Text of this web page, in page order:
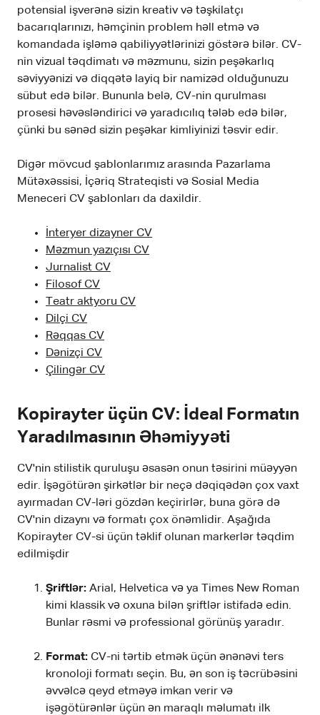
potensial işverənə sizin kreativ və təşkilatçı
bacarıqlarınızı, həmçinin problem həll etmə və
komandada işləmə qabiliyyətlərinizi göstərə bilər. CV-
nin vizual təqdimatı və məzmunu, sizin peşəkarlıq
səviyyənizi və diqqətə layiq bir namizəd olduğunuzu
sübut edə bilər. Bununla belə, CV-nin qurulması
prosesi həvəsləndirici və yaradıcılıq tələb edə bilər,
çünki bu sənəd sizin peşəkar kimliyinizi təsvir edir.
Digər mövcud şablonlarımız arasında Pazarlama
Mütəxəssisi, İçəriq Strateqisti və Sosial Media
Meneceri CV şablonları da daxildir.
İnteryer dizayner CV
Məzmun yazıçısı CV
Jurnalist CV
Filosof CV
Teatr aktyoru CV
Dilçi CV
Rəqqas CV
Dənizçi CV
Çilingər CV
Kopirayter üçün CV: İdeal Formatın
Yaradılmasının Əhəmiyyəti
CV'nin stilistik quruluşu əsasən onun təsirini müəyyən
edir. İşəgötürən şirkətlər bir neçə dəqiqədən çox vaxt
ayırmadan CV-ləri gözdən keçirirlər, buna görə də
CV'nin dizaynı və formatı çox önəmlidir. Aşağıda
Kopirayter CV-si üçün təklif olunan markerlər təqdim
edilmişdir
Şriftlər: Arial, Helvetica və ya Times New Roman
kimi klassik və oxuna bilən şriftlər istifadə edin.
Bunlar rəsmi və professional görünüş yaradır.
Format: CV-ni tərtib etmək üçün ənənəvi ters
kronoloji formatı seçin. Bu, ən son iş təcrübəsini
əvvəlcə qeyd etməyə imkan verir və
işəgötürənlər üçün ən maraqlı məlumatı ilk